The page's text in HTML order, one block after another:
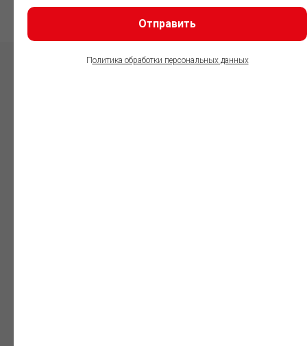
Отправить
Политика обработки персональных данных